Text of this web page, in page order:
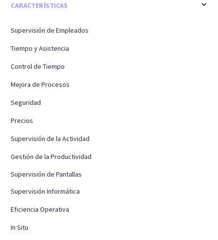
CARACTERÍSTICAS
Supervisión de Empleados
Tiempo y Asistencia
Control de Tiempo
Mejora de Procesos
Seguridad
Precios
Supervisión de la Actividad
Gestión de la Productividad
Supervisión de Pantallas
Supervisión Informática
Eficiencia Operativa
In Situ